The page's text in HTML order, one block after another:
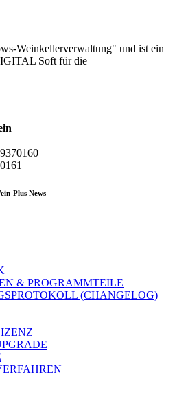
Weinkellerverwaltung" und ist ein
Soft für die
Plus News
& PROGRAMMTEILE
(CHANGELOG)